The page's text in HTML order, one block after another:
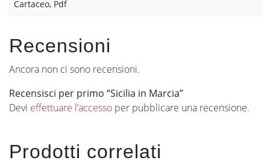
Cartaceo, Pdf
Recensioni
Ancora non ci sono recensioni.
Recensisci per primo “Sicilia in Marcia”
Devi effettuare l’accesso per pubblicare una recensione.
Prodotti correlati